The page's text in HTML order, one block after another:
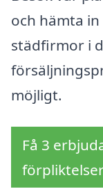
och hämta
städfirmor i
möjligt.
Få 3